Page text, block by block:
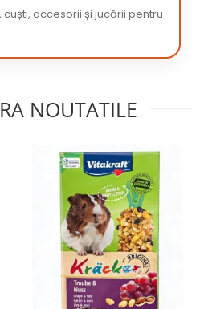
accesorii și jucării pentru
NOUTATILE